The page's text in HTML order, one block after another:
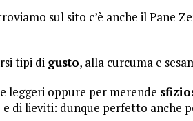
sul sito c’è anche il Pane
tipi di gusto, alla curcuma e
leggeri oppure per merende
di lieviti: dunque perfetto anche